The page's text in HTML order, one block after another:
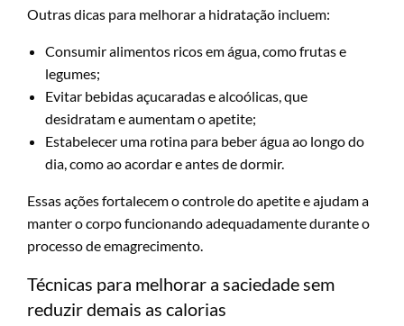
Outras dicas para melhorar a hidratação incluem:
Consumir alimentos ricos em água, como frutas e
legumes;
Evitar bebidas açucaradas e alcoólicas, que
desidratam e aumentam o apetite;
Estabelecer uma rotina para beber água ao longo do
dia, como ao acordar e antes de dormir.
Essas ações fortalecem o controle do apetite e ajudam a
manter o corpo funcionando adequadamente durante o
processo de emagrecimento.
Técnicas para melhorar a saciedade sem
reduzir demais as calorias